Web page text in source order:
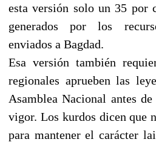
esta versión solo un 35 por
generados por los
enviados a Bagdad.
Esa versión también
regionales aprueben las
Asamblea Nacional antes
vigor. Los kurdos dicen que
para mantener el carácter